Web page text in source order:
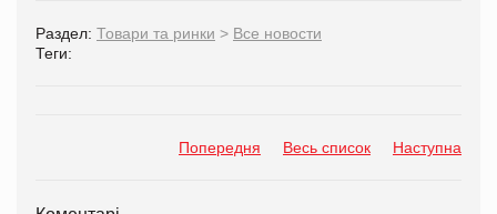
Раздел: Товари та ринки > Все новости
Теги:
Попередня Весь список Наступна